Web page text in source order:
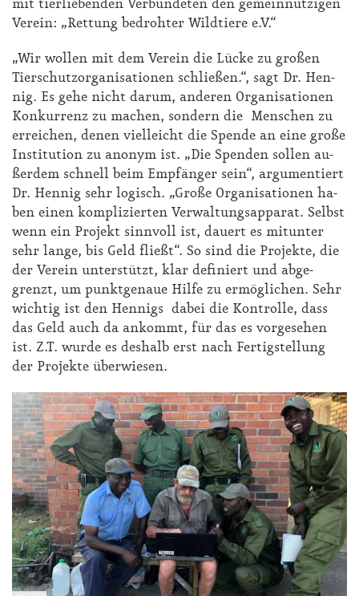
mit tier­lie­ben­den Ver­bün­de­ten den ge­mein­nüt­zi­gen
Ver­ein: „Ret­tung be­droh­ter Wild­tie­re e.V.“
„Wir wol­len mit dem Ver­ein die Lü­cke zu gro­ßen
Tier­schutz­or­ga­ni­sa­tio­nen schlie­ßen.“, sagt Dr. Hen­
nig. Es ge­he nicht dar­um, an­de­ren Or­ga­ni­sa­tio­nen
Kon­kur­renz zu ma­chen, son­dern die Men­schen zu
er­rei­chen, de­nen viel­leicht die Spen­de an ei­ne gro­ße
In­sti­tu­ti­on zu an­onym ist. „Die Spen­den sol­len au­
ßer­dem schnell beim Emp­fän­ger sein“, ar­gu­men­tiert
Dr. Hen­nig sehr lo­gisch. „Gro­ße Or­ga­ni­sa­tio­nen ha­
ben ei­nen kom­pli­zier­ten Ver­wal­tungs­ap­pa­rat. Selbst
wenn ein Pro­jekt sinn­voll ist, dau­ert es mit­un­ter
sehr lan­ge, bis Geld flie­ßt“. So sind die Pro­jek­te, die
der Ver­ein un­ter­stützt, klar de­fi­niert und ab­ge­
grenzt, um punkt­ge­naue Hil­fe zu er­mög­li­chen. Sehr
wich­tig ist den Hen­nigs da­bei die Kon­trol­le, dass
das Geld auch da an­kommt, für das es vor­ge­se­hen
ist. Z.T. wur­de es des­halb erst nach Fer­tig­stel­lung
der Pro­jek­te über­wie­sen.